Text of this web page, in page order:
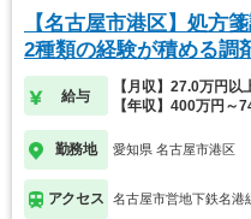
【名古屋市港区】処方
2種類の経験が積める調
給与
【月収】27.0万円以
【年収】400万円～
勤務地 愛知県 名古屋市港区
アクセス 名古屋市営地下鉄名港